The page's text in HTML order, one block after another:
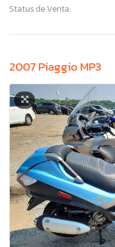
Status de Venta:
2007 Piaggio MP3